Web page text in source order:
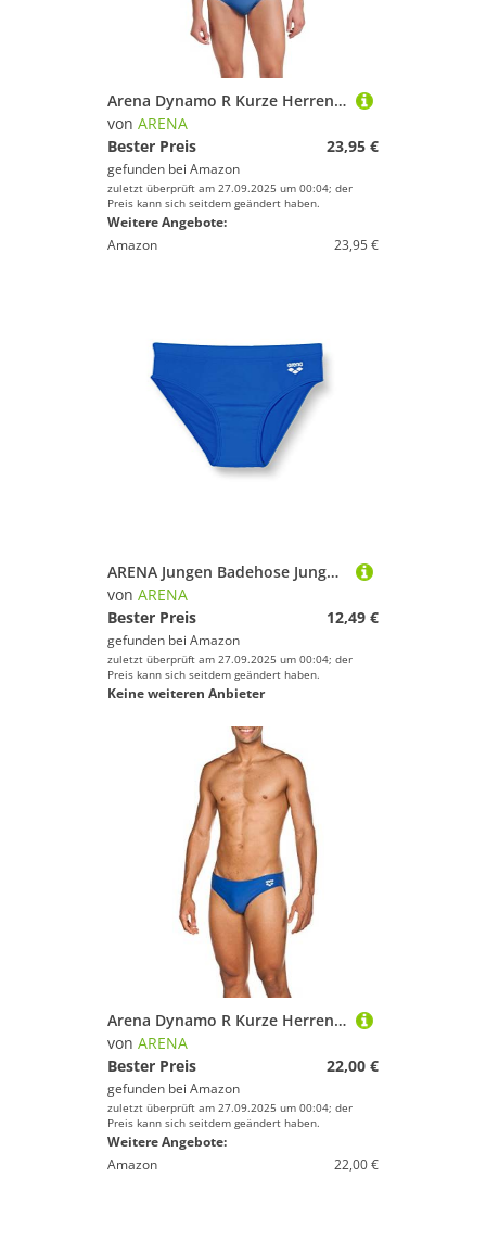
Arena Dynamo R Kurze Herren-Badehose, Herren-Badehose Schnelltrocknend, Chlor- und Salzwasser-Beständiges Maxfit Eco-Gewebe, UPF 50+ UV-Schutz
von ARENA
Bester Preis
23,95 €
gefunden bei Amazon
zuletzt überprüft am 27.09.2025 um 00:04; der
Preis kann sich seitdem geändert haben.
Weitere Angebote:
Amazon
23,95 €
ARENA Jungen Badehose Jungen Slip Badehose Logo, Royal, 92, 003610
von ARENA
Bester Preis
12,49 €
gefunden bei Amazon
zuletzt überprüft am 27.09.2025 um 00:04; der
Preis kann sich seitdem geändert haben.
Keine weiteren Anbieter
Arena Dynamo R Kurze Herren-Badehose, Herrenbadehose Schnelltrocknend, Chlor- und Salzwasser-Beständiges Maxfit Eco-Gewebe, UPF 50+ UV-Schutz
von ARENA
Bester Preis
22,00 €
gefunden bei Amazon
zuletzt überprüft am 27.09.2025 um 00:04; der
Preis kann sich seitdem geändert haben.
Weitere Angebote:
Amazon
22,00 €